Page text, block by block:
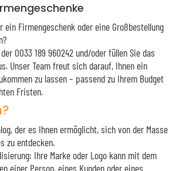
ein Firmengeschenk oder eine Großbestellung
0033 189 960242 und/oder füllen Sie das
Unser Team freut sich darauf, Ihnen ein
zu lassen – passend zu Ihrem Budget
Fristen.
der es Ihnen ermöglicht, sich von der Masse
zu entdecken.
Ihre Marke oder Logo kann mit dem
einer Person, eines Kunden oder eines